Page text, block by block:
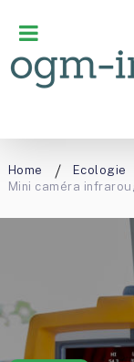
Home
Ecologie
Mini caméra